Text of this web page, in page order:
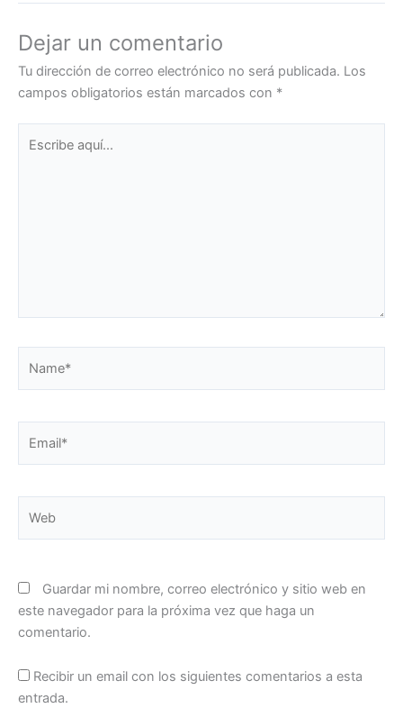
Dejar un comentario
Tu dirección de correo electrónico no será publicada. Los
campos obligatorios están marcados con *
aquí...
Guardar mi nombre, correo electrónico y sitio web en
este navegador para la próxima vez que haga un
comentario.
Recibir un email con los siguientes comentarios a esta
entrada.